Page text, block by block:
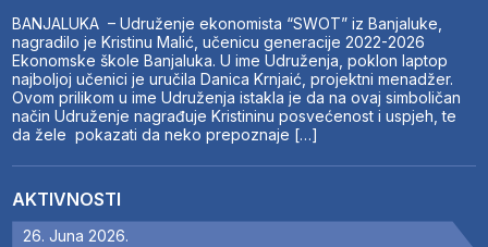
BANJALUKA – Udruženje ekonomista “SWOT” iz Banjaluke,
nagradilo je Kristinu Malić, učenicu generacije 2022-2026
Ekonomske škole Banjaluka. U ime Udruženja, poklon laptop
najboljoj učenici je uručila Danica Krnjaić, projektni menadžer.
Ovom prilikom u ime Udruženja istakla je da na ovaj simboličan
način Udruženje nagrađuje Kristininu posvećenost i uspjeh, te
da žele pokazati da neko prepoznaje […]
AKTIVNOSTI
26. Juna 2026.